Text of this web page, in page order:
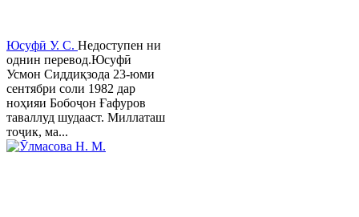
Юсуфӣ У. C. Недоступен ни
однин перевод.Юсуфӣ
Усмон Сиддиқзода 23-юми
сентябри соли 1982 дар
ноҳияи Бобоҷон Ғафуров
таваллуд шудааст. Миллаташ
тоҷик, ма...